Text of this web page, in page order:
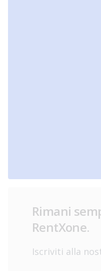
Rimani
RentXone.
Iscriviti alla